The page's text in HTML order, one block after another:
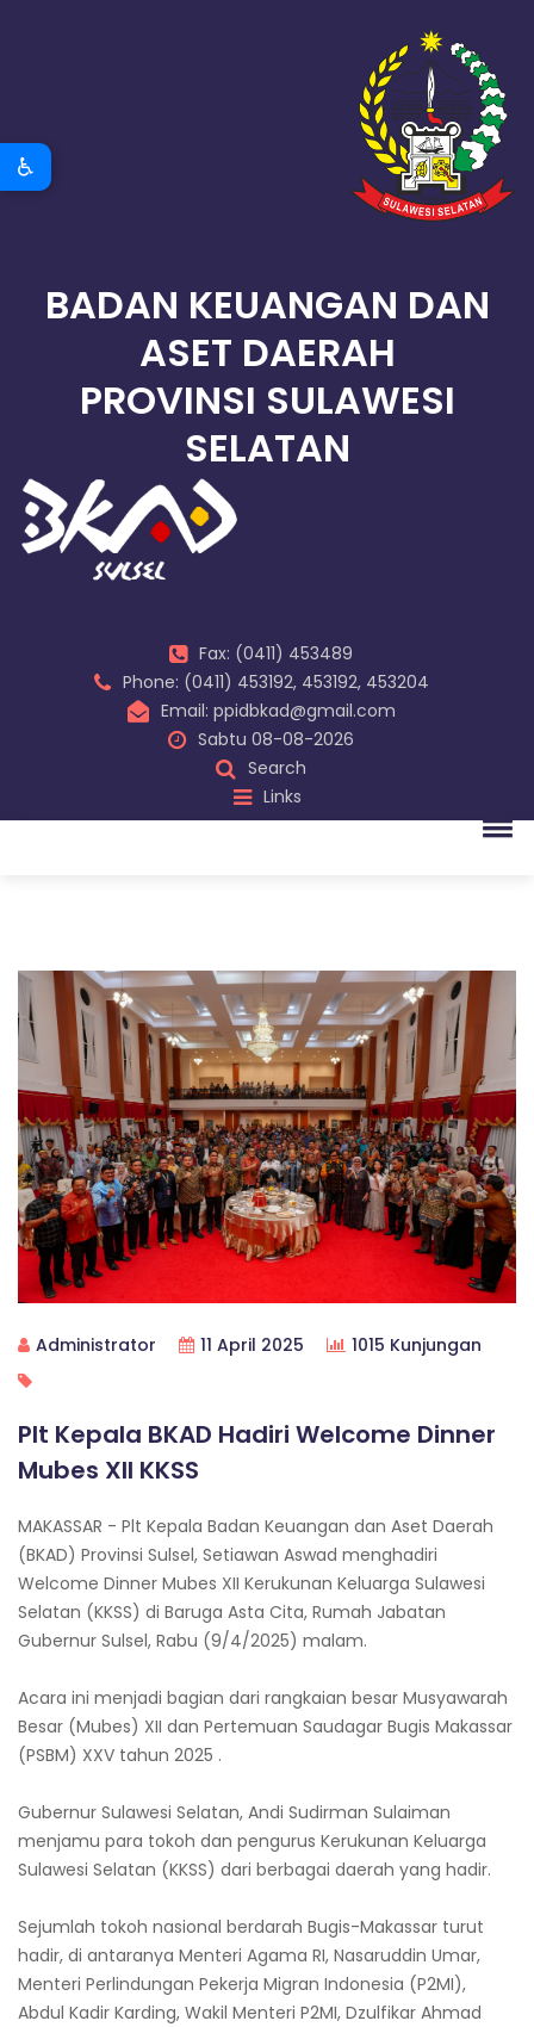
♿
BADAN KEUANGAN DAN
ASET DAERAH
PROVINSI SULAWESI
SELATAN
Fax: (0411) 453489
Phone: (0411) 453192, 453192, 453204
Email: ppidbkad@gmail.com
Sabtu 08-08-2026
Search
Links
Administrator 11 April 2025 1015 Kunjungan
Plt Kepala BKAD Hadiri Welcome Dinner
Mubes XII KKSS
MAKASSAR - Plt Kepala Badan Keuangan dan Aset Daerah
(BKAD) Provinsi Sulsel, Setiawan Aswad menghadiri
Welcome Dinner Mubes XII Kerukunan Keluarga Sulawesi
Selatan (KKSS) di Baruga Asta Cita, Rumah Jabatan
Gubernur Sulsel, Rabu (9/4/2025) malam.
Acara ini menjadi bagian dari rangkaian besar Musyawarah
Besar (Mubes) XII dan Pertemuan Saudagar Bugis Makassar
(PSBM) XXV tahun 2025 .
Gubernur Sulawesi Selatan, Andi Sudirman Sulaiman
menjamu para tokoh dan pengurus Kerukunan Keluarga
Sulawesi Selatan (KKSS) dari berbagai daerah yang hadir.
Sejumlah tokoh nasional berdarah Bugis-Makassar turut
hadir, di antaranya Menteri Agama RI, Nasaruddin Umar,
Menteri Perlindungan Pekerja Migran Indonesia (P2MI),
Abdul Kadir Karding, Wakil Menteri P2MI, Dzulfikar Ahmad